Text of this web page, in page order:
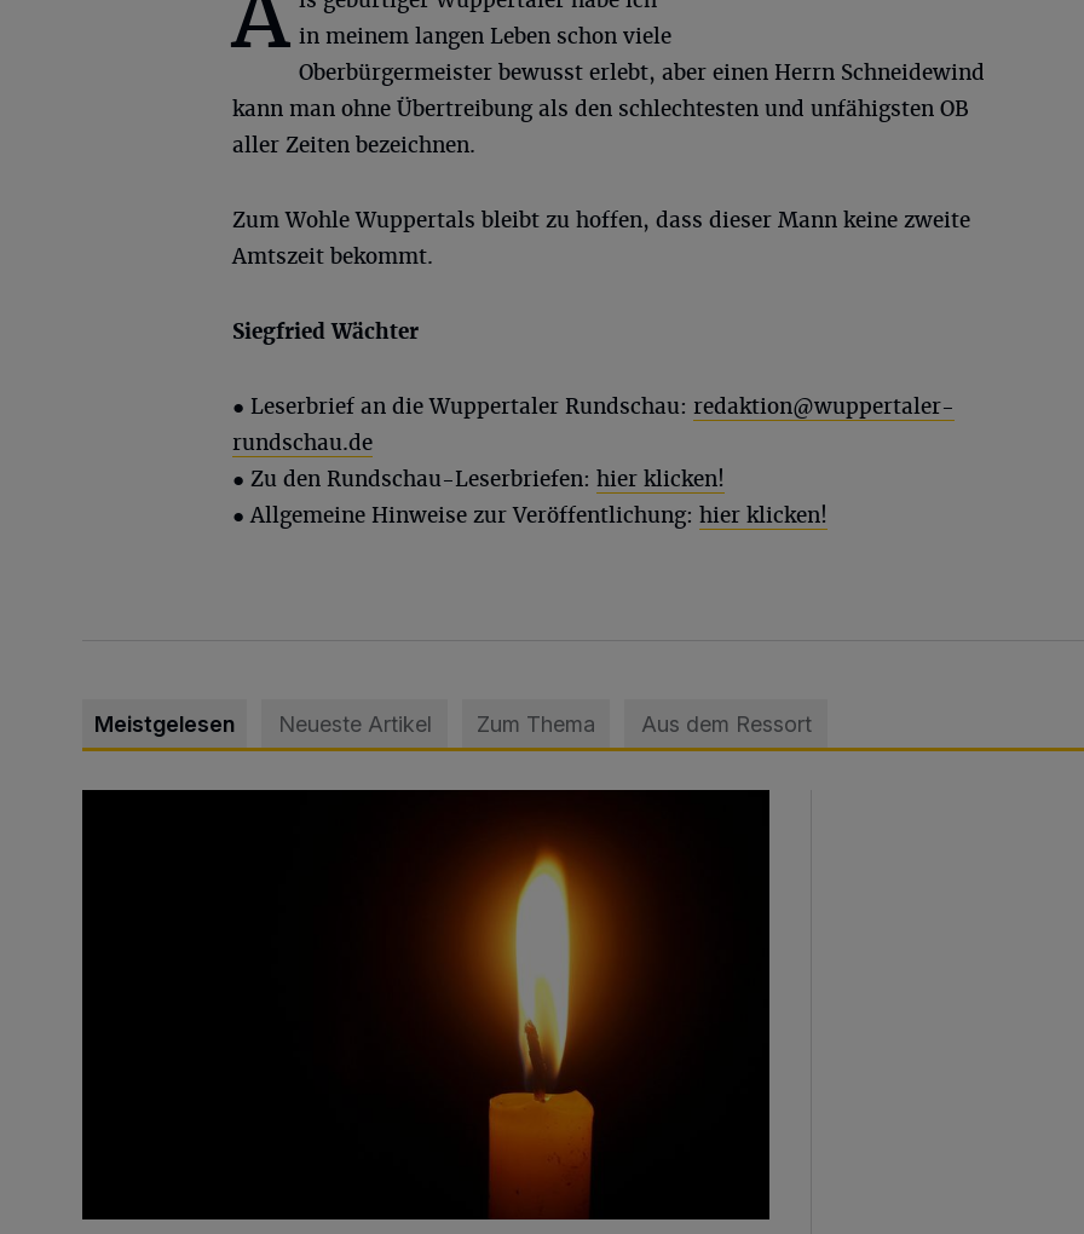
in meinem langen Leben schon viele
Oberbürgermeister bewusst erlebt, aber einen Herrn Schneidewind
kann man ohne Übertreibung als den schlechtesten und unfähigsten OB
aller Zeiten bezeichnen.
Zum Wohle Wuppertals bleibt zu hoffen, dass dieser Mann keine zweite
Amtszeit bekommt.
Siegfried Wächter
● Leserbrief an die Wuppertaler Rundschau: redaktion@wuppertaler-
rundschau.de
● Zu den Rundschau-Leserbriefen: hier klicken!
● Allgemeine Hinweise zur Veröffentlichung: hier klicken!
Meistgelesen Neueste Artikel Zum Thema Aus dem Ressort